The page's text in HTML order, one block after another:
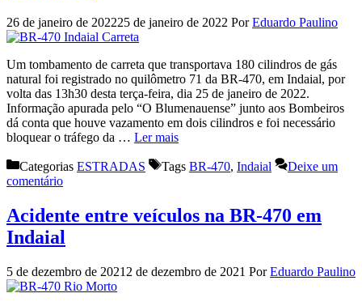
26 de janeiro de 202225 de janeiro de 2022 PorEduardo Paulino
Um tombamento de carreta que transportava 180 cilindros de gás
natural foi registrado no quilômetro 71 da BR-470, em Indaial, por
volta das 13h30 desta terça-feira, dia 25 de janeiro de 2022.
Informação apurada pelo “O Blumenauense” junto aos Bombeiros
dá conta que houve vazamento em dois cilindros e foi necessário
bloquear o tráfego da … Ler mais
Categorias ESTRADAS Tags BR-470, Indaial
Deixe um
comentário
Acidente entre veículos na BR-470 em
Indaial
5 de dezembro de 2021 2 de dezembro de 2021 PorEduardo Paulino